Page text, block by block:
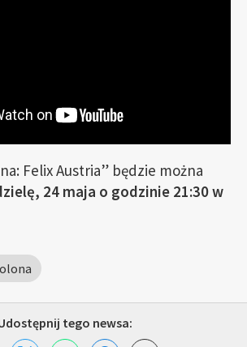
Felix Austria” będzie można
24 maja o godzinie 21:30 w
tego newsa: